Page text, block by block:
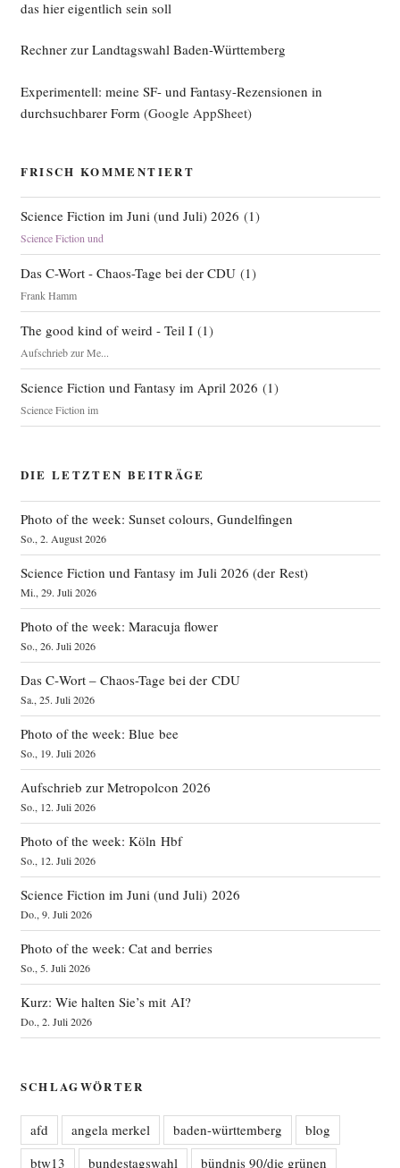
das hier eigentlich sein soll
Rechner zur Landtagswahl Baden-Württemberg
Experimentell: meine SF- und Fantasy-Rezensionen in
durchsuchbarer Form (Google AppSheet)
FRISCH KOMMENTIERT
Science Fiction im Juni (und Juli) 2026 (1)
Science Fiction und
Das C-Wort - Chaos-Tage bei der CDU(1)
Frank Hamm
The good kind of weird - Teil I(1)
Aufschrieb zur Me...
Science Fiction und Fantasy im April 2026 (1)
Science Fiction im
DIE LETZTEN BEITRÄGE
Photo of the week: Sunset colours, Gundelfingen
So., 2. August 2026
Science Fiction und Fantasy im Juli 2026 (der Rest)
Mi., 29. Juli 2026
Photo of the week: Maracuja flower
So., 26. Juli 2026
Das C‑Wort – Chaos-Tage bei der CDU
Sa., 25. Juli 2026
Photo of the week: Blue bee
So., 19. Juli 2026
Aufschrieb zur Metropolcon 2026
So., 12. Juli 2026
Photo of the week: Köln Hbf
So., 12. Juli 2026
Science Fiction im Juni (und Juli) 2026
Do., 9. Juli 2026
Photo of the week: Cat and berries
So., 5. Juli 2026
Kurz: Wie halten Sie’s mit AI?
Do., 2. Juli 2026
SCHLAGWÖRTER
afd angela merkel baden-württemberg
blog
btw13
bundestagswahl bündnis 90/die grünen